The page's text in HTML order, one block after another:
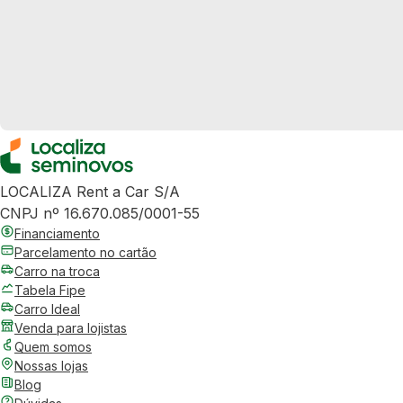
LOCALIZA Rent a Car S/A
CNPJ nº 16.670.085/0001-55
Financiamento
Parcelamento no cartão
Carro na troca
Tabela Fipe
Carro Ideal
Venda para lojistas
Quem somos
Nossas lojas
Blog